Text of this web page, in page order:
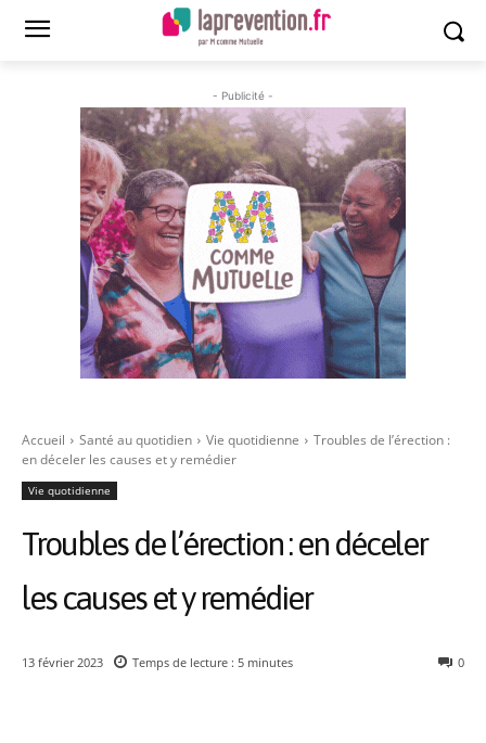
- Publicité -
Accueil Santé au quotidien Vie quotidienne
Troubles de l’érection :
en déceler les causes et y remédier
Vie quotidienne
Troubles de l’érection : en déceler
les causes et y remédier
13 février 2023 Temps de lecture : 5 minutes 0